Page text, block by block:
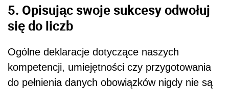
5. Opisując swoje sukcesy odwołuj
się do liczb
Ogólne deklaracje dotyczące naszych
kompetencji, umiejętności czy przygotowania
do pełnienia danych obowiązków nigdy nie są